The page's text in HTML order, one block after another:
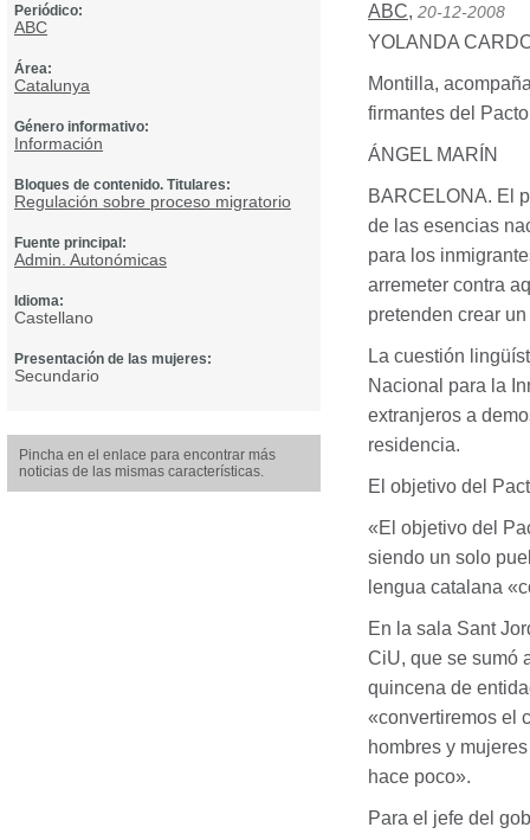
Periódico:
ABC
Área:
Catalunya
Género informativo:
Información
Bloques de contenido. Titulares:
Regulación sobre proceso migratorio
Fuente principal:
Admin. Autonómicas
Idioma:
Castellano
Presentación de las mujeres:
Secundario
Pincha en el enlace para encontrar más
noticias de las mismas características.
ABC, 20-12-2008
YOLANDA
Montilla,
firmantes del
ÁNGEL MARÍN
BARCELONA. El
de las esencias
para los
arremeter contra
pretenden crear
La cuestión
Nacional para la
extranjeros a
residencia.
El objetivo del
«El objetivo del
siendo un solo
lengua catalana
En la sala Sant
CiU, que se sumó
quincena de
«convertiremos el
hombres y
hace poco».
Para el jefe del